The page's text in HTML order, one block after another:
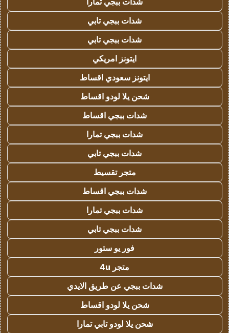
شدات ببجي تابي
شدات ببجي تابي
ايتونز امريكي
ايتونز سعودي اقساط
شحن يلا لودو اقساط
شدات ببجي اقساط
شدات ببجي تمارا
شدات ببجي تابي
متجر تقسيط
شدات ببجي اقساط
شدات ببجي تمارا
شدات ببجي تابي
فور يو ستور
متجر 4u
شدات ببجي عن طريق الايدي
شحن يلا لودو اقساط
شحن يلا لودو تابي تمارا